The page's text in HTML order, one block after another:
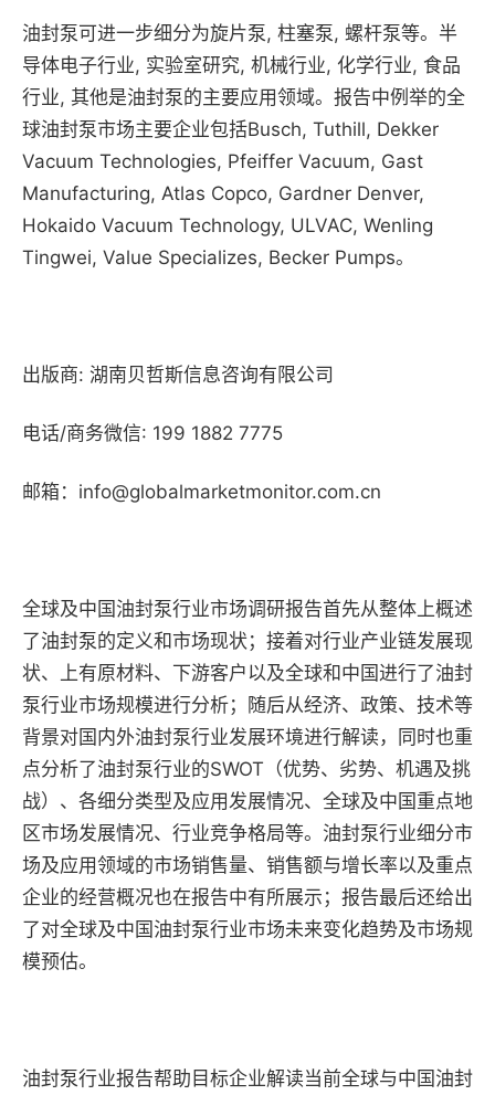
油封泵可进一步细分为旋片泵, 柱塞泵, 螺杆泵等。半
导体电子行业, 实验室研究, 机械行业, 化学行业, 食品
行业, 其他是油封泵的主要应用领域。报告中例举的全
球油封泵市场主要企业包括Busch, Tuthill, Dekker
Vacuum Technologies, Pfeiffer Vacuum, Gast
Manufacturing, Atlas Copco, Gardner Denver,
Hokaido Vacuum Technology, ULVAC, Wenling
Tingwei, Value Specializes, Becker Pumps。
出版商: 湖南贝哲斯信息咨询有限公司
电话/商务微信: 199 1882 7775
邮箱：info@globalmarketmonitor.com.cn
全球及中国油封泵行业市场调研报告首先从整体上概述
了油封泵的定义和市场现状；接着对行业产业链发展现
状、上有原材料、下游客户以及全球和中国进行了油封
泵行业市场规模进行分析；随后从经济、政策、技术等
背景对国内外油封泵行业发展环境进行解读，同时也重
点分析了油封泵行业的SWOT（优势、劣势、机遇及挑
战）、各细分类型及应用发展情况、全球及中国重点地
区市场发展情况、行业竞争格局等。油封泵行业细分市
场及应用领域的市场销售量、销售额与增长率以及重点
企业的经营概况也在报告中有所展示；报告最后还给出
了对全球及中国油封泵行业市场未来变化趋势及市场规
模预估。
油封泵行业报告帮助目标企业解读当前全球与中国油封